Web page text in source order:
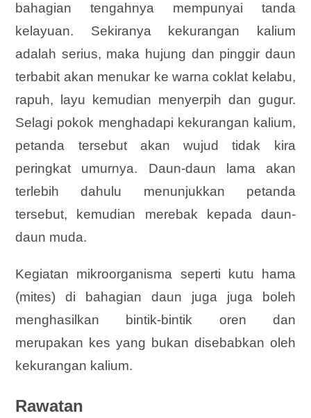
bahagian tengahnya mempunyai tanda
kelayuan. Sekiranya kekurangan kalium
adalah serius, maka hujung dan pinggir daun
terbabit akan menukar ke warna coklat kelabu,
rapuh, layu kemudian menyerpih dan gugur.
Selagi pokok menghadapi kekurangan kalium,
petanda tersebut akan wujud tidak kira
peringkat umurnya. Daun-daun lama akan
terlebih dahulu menunjukkan petanda
tersebut, kemudian merebak kepada daun-
daun muda.
Kegiatan mikroorganisma seperti kutu hama
(mites) di bahagian daun juga juga boleh
menghasilkan bintik-bintik oren dan
merupakan kes yang bukan disebabkan oleh
kekurangan kalium.
Rawatan